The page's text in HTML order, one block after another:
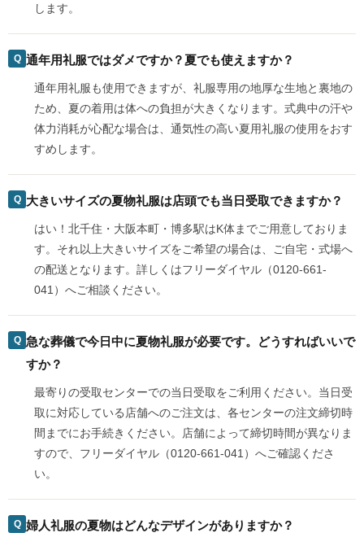
します。
通年用礼服ではダメですか？夏でも使えますか？
通年用礼服も使用できますが、礼服専用の地厚な生地と裏地の
ため、夏の着用は体への負担が大きくなります。式典中の汗や
体力消耗が心配な場合は、通気性の高い夏用礼服の使用をおす
すめします。
大きいサイズの夏物礼服は店頭でも当日受取できますか？
はい！北千住・大阪本町・博多駅はK体までご用意しておりま
す。それ以上大きいサイズをご希望の場合は、ご自宅・式場へ
の配送となります。詳しくはフリーダイヤル（0120-661-
041）へご相談ください。
急な葬儀で今日中に夏物礼服が必要です。どうすればいいで
すか？
最寄りの受取センターでの当日受取をご利用ください。当日受
取に対応している店舗へのご注文は、各センターの注文締切時
間までにお手続きください。店舗によって締切時間が異なりま
すので、フリーダイヤル（0120-661-041）へご確認くださ
い。
婦人礼服の夏物はどんなデザインがありますか？